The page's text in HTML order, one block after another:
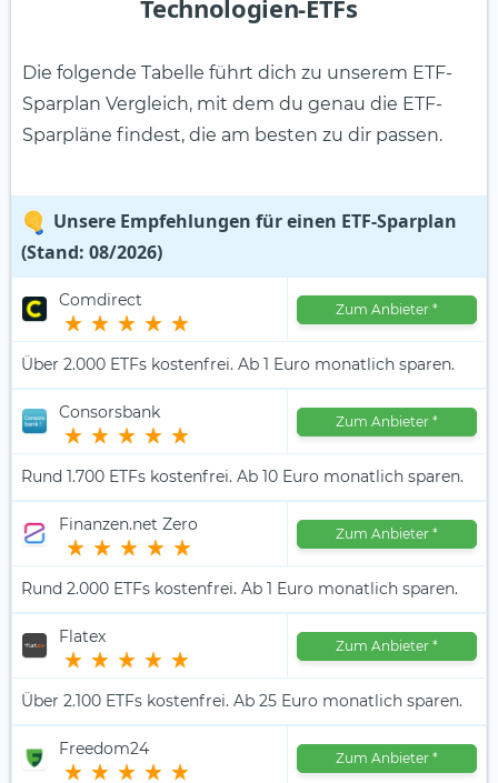
Technologien-ETFs
Die folgende Tabelle führt dich zu unserem ETF-
Sparplan Vergleich, mit dem du genau die ETF-
Sparpläne findest, die am besten zu dir passen.
Unsere Empfehlungen für einen ETF-Sparplan
(Stand: 08/2026)
Comdirect Zum Anbieter *
Über 2.000 ETFs kostenfrei. Ab 1 Euro monatlich sparen.
Consorsbank Zum Anbieter *
Rund 1.700 ETFs kostenfrei. Ab 10 Euro monatlich sparen.
Finanzen.net Zero Zum Anbieter *
Rund 2.000 ETFs kostenfrei. Ab 1 Euro monatlich sparen.
Flatex Zum Anbieter *
Über 2.100 ETFs kostenfrei. Ab 25 Euro monatlich sparen.
Freedom24 Zum Anbieter *